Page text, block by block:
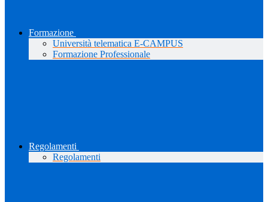
Formazione
Università telematica E-CAMPUS
Formazione Professionale
Regolamenti
Regolamenti